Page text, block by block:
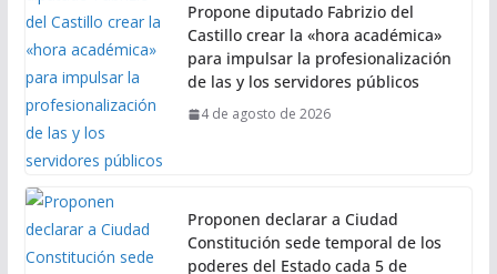
Propone diputado Fabrizio del
Castillo crear la «hora académica»
para impulsar la profesionalización
de las y los servidores públicos
4 de agosto de 2026
Proponen declarar a Ciudad
Constitución sede temporal de los
poderes del Estado cada 5 de